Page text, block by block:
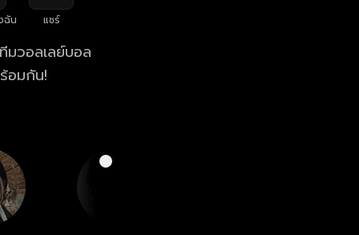
ฉัน แชร์
มวอลเลย์บอล
อมกัน!